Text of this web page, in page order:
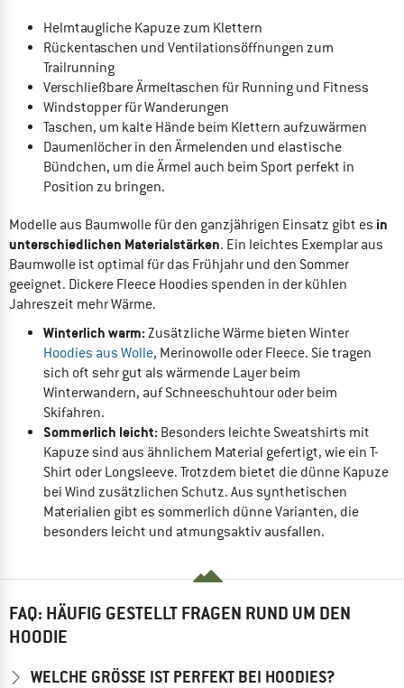
Helmtaugliche Kapuze zum Klettern
Rückentaschen und Ventilationsöffnungen zum
Trailrunning
Verschließbare Ärmeltaschen für Running und Fitness
Windstopper für Wanderungen
Taschen, um kalte Hände beim Klettern aufzuwärmen
Daumenlöcher in den Ärmelenden und elastische
Bündchen, um die Ärmel auch beim Sport perfekt in
Position zu bringen.
Modelle aus Baumwolle für den ganzjährigen Einsatz gibt es in
unterschiedlichen Materialstärken. Ein leichtes Exemplar aus
Baumwolle ist optimal für das Frühjahr und den Sommer
geeignet. Dickere Fleece Hoodies spenden in der kühlen
Jahreszeit mehr Wärme.
Winterlich warm:Zusätzliche Wärme bieten Winter
Hoodies aus Wolle, Merinowolle oder Fleece. Sie tragen
sich oft sehr gut als wärmende Layer beim
Winterwandern, auf Schneeschuhtour oder beim
Skifahren.
Sommerlich leicht:Besonders leichte Sweatshirts mit
Kapuze sind aus ähnlichem Material gefertigt, wie ein T-
Shirt oder Longsleeve. Trotzdem bietet die dünne Kapuze
bei Wind zusätzlichen Schutz. Aus synthetischen
Materialien gibt es sommerlich dünne Varianten, die
besonders leicht und atmungsaktiv ausfallen.
FAQ: HÄUFIG GESTELLT FRAGEN RUND UM DEN
HOODIE
WELCHE GRÖSSE IST PERFEKT BEI HOODIES?